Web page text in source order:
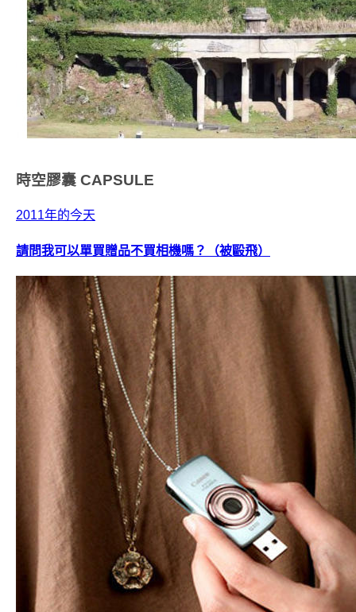
時空膠囊 CAPSULE
2011年的今天
請問我可以單買贈品不買相機嗎？（被毆飛）